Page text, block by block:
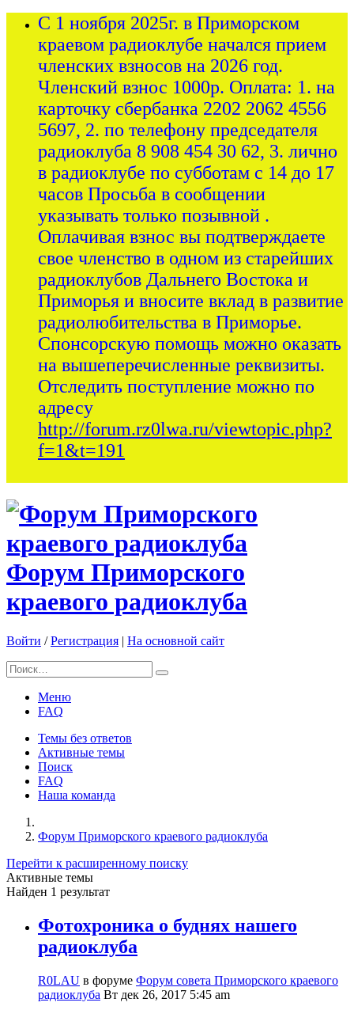
С 1 ноября 2025г. в Приморском
краевом радиоклубе начался прием
членских взносов на 2026 год.
Членский взнос 1000р. Оплата: 1. на
карточку сбербанка 2202 2062 4556
5697, 2. по телефону председателя
радиоклуба 8 908 454 30 62, 3. лично
в радиоклубе по субботам с 14 до 17
часов Просьба в сообщении
указывать только позывной .
Оплачивая взнос вы подтверждаете
свое членство в одном из старейших
радиоклубов Дальнего Востока и
Приморья и вносите вклад в развитие
радиолюбительства в Приморье.
Спонсорскую помощь можно оказать
на вышеперечисленные реквизиты.
Отследить поступление можно по
адресу
http://forum.rz0lwa.ru/viewtopic.php?
f=1&t=191
Форум Приморского
краевого радиоклуба
Войти /Регистрация | На основной сайт
Меню
FAQ
Темы без ответов
Активные темы
Поиск
FAQ
Наша команда
Форум Приморского краевого радиоклуба
Перейти к расширенному поиску
Активные темы
Найден 1 результат
Фотохроника о буднях нашего
радиоклуба
R0LAU в форуме Форум совета Приморского краевого
радиоклуба Вт дек 26, 2017 5:45 am